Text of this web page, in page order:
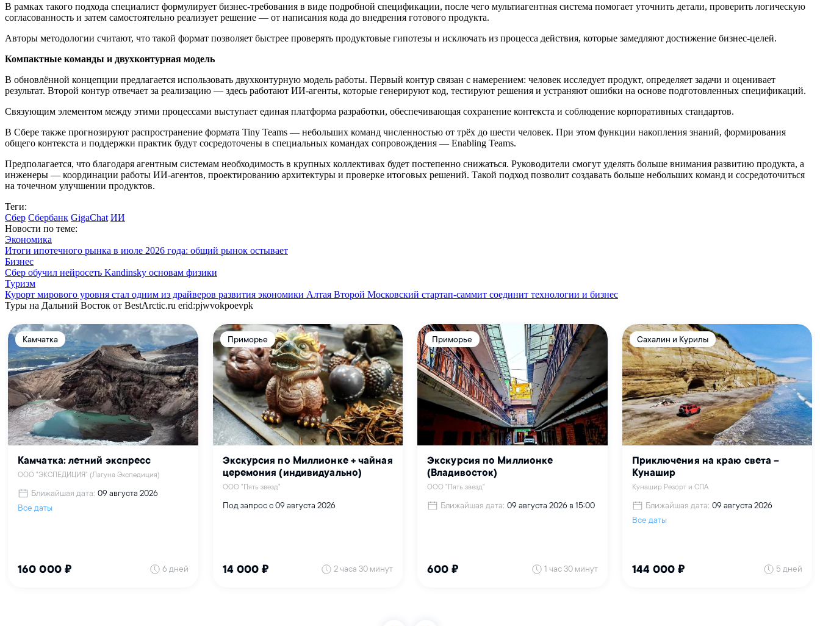
В рамках такого подхода специалист формулирует бизнес-требования в виде подробной спецификации, после чего мультиагентная система помогает уточнить детали, проверить логическую
согласованность и затем самостоятельно реализует решение — от написания кода до внедрения готового продукта.
Авторы методологии считают, что такой формат позволяет быстрее проверять продуктовые гипотезы и исключать из процесса действия, которые замедляют достижение бизнес-целей.
Компактные команды и двухконтурная модель
В обновлённой концепции предлагается использовать двухконтурную модель работы. Первый контур связан с намерением: человек исследует продукт, определяет задачи и оценивает
результат. Второй контур отвечает за реализацию — здесь работают ИИ-агенты, которые генерируют код, тестируют решения и устраняют ошибки на основе подготовленных спецификаций.
Связующим элементом между этими процессами выступает единая платформа разработки, обеспечивающая сохранение контекста и соблюдение корпоративных стандартов.
В Сбере также прогнозируют распространение формата Tiny Teams — небольших команд численностью от трёх до шести человек. При этом функции накопления знаний, формирования
общего контекста и поддержки практик будут сосредоточены в специальных командах сопровождения — Enabling Teams.
Предполагается, что благодаря агентным системам необходимость в крупных коллективах будет постепенно снижаться. Руководители смогут уделять больше внимания развитию продукта, а
инженеры — координации работы ИИ-агентов, проектированию архитектуры и проверке итоговых решений. Такой подход позволит создавать больше небольших команд и сосредоточиться
на точечном улучшении продуктов.
Теги:
Сбер Сбербанк GigaСhat ИИ
Новости по теме:
Экономика
Итоги ипотечного рынка в июле 2026 года: общий рынок остывает
Бизнес
Сбер обучил нейросеть Kandinsky основам физики
Туризм
Курорт мирового уровня стал одним из драйверов развития экономики Алтая Второй Московский стартап-саммит соединит технологии и бизнес
Туры на Дальний Восток от BestArctic.ru erid:pjwvokpoevpk